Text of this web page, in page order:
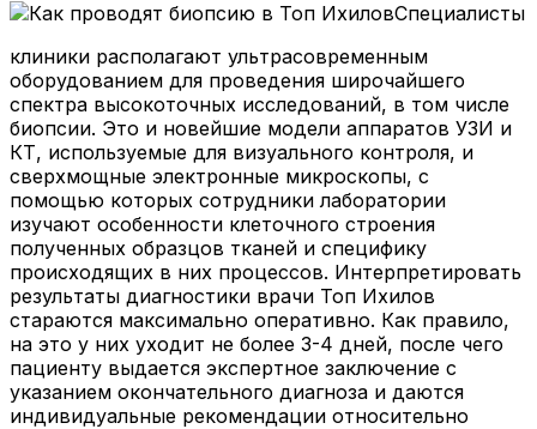
Специалисты
клиники располагают ультрасовременным
оборудованием для проведения широчайшего
спектра высокоточных исследований, в том числе
биопсии. Это и новейшие модели аппаратов УЗИ и
КТ, используемые для визуального контроля, и
сверхмощные электронные микроскопы, с
помощью которых сотрудники лаборатории
изучают особенности клеточного строения
полученных образцов тканей и специфику
происходящих в них процессов. Интерпретировать
результаты диагностики врачи Топ Ихилов
стараются максимально оперативно. Как правило,
на это у них уходит не более 3-4 дней, после чего
пациенту выдается экспертное заключение с
указанием окончательного диагноза и даются
индивидуальные рекомендации относительно